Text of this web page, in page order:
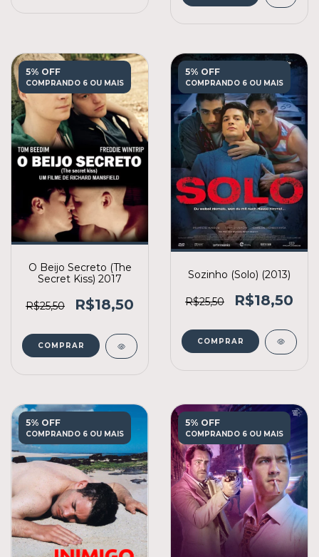
5% OFF
COMPRANDO 6 OU MAIS
O Beijo Secreto (The
Secret Kiss) 2017
R$25,50 R$18,50
COMPRAR
5% OFF
COMPRANDO 6 OU MAIS
Sozinho (Solo) (2013)
R$25,50 R$18,50
COMPRAR
5% OFF
COMPRANDO 6 OU MAIS
5% OFF
COMPRANDO 6 OU MAIS